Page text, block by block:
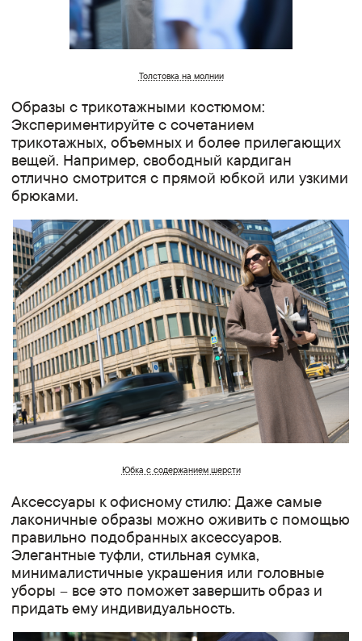
Толстовка на молнии
Образы с трикотажными костюмом:
Экспериментируйте с сочетанием
трикотажных, объемных и более прилегающих
вещей. Например, свободный кардиган
отлично смотрится с прямой юбкой или узкими
брюками.
Юбка с содержанием шерсти
Аксессуары к офисному стилю: Даже самые
лаконичные образы можно оживить с помощью
правильно подобранных аксессуаров.
Элегантные туфли, стильная сумка,
минималистичные украшения или головные
уборы – все это поможет завершить образ и
придать ему индивидуальность.